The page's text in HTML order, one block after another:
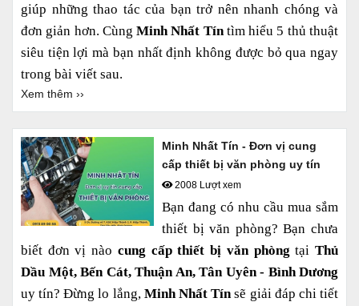
giúp những thao tác của bạn trở nên nhanh chóng và
đơn giản hơn. CùngMinh Nhất Tíntìm hiểu 5 thủ thuật
siêu tiện lợi mà bạn nhất định không được bỏ qua ngay
trong bài viết sau.
Xem thêm ››
Minh Nhất Tín - Đơn vị cung
cấp thiết bị văn phòng uy tín
2008 Lượt xem
Bạn đang có nhu cầu mua sắm
thiết bị văn phòng? Bạn chưa
biết đơn vị nào cung cấp thiết bị văn phòngtạiThủ
Dầu Một, Bến Cát, Thuận An, Tân Uyên - Bình Dương
uy tín? Đừng lo lắng, Minh Nhất Tín sẽ giải đáp chi tiết